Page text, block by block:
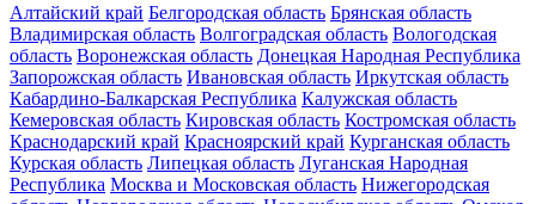
Алтайский край Белгородская область Брянская область
Владимирская область Волгоградская область Вологодская
область Воронежская область Донецкая Народная Республика
Запорожская область Ивановская область Иркутская область
Кабардино-Балкарская Республика Калужская область
Кемеровская область Кировская область Костромская область
Краснодарский край Красноярский край Курганская область
Курская область Липецкая область Луганская Народная
Республика Москва и Московская область Нижегородская